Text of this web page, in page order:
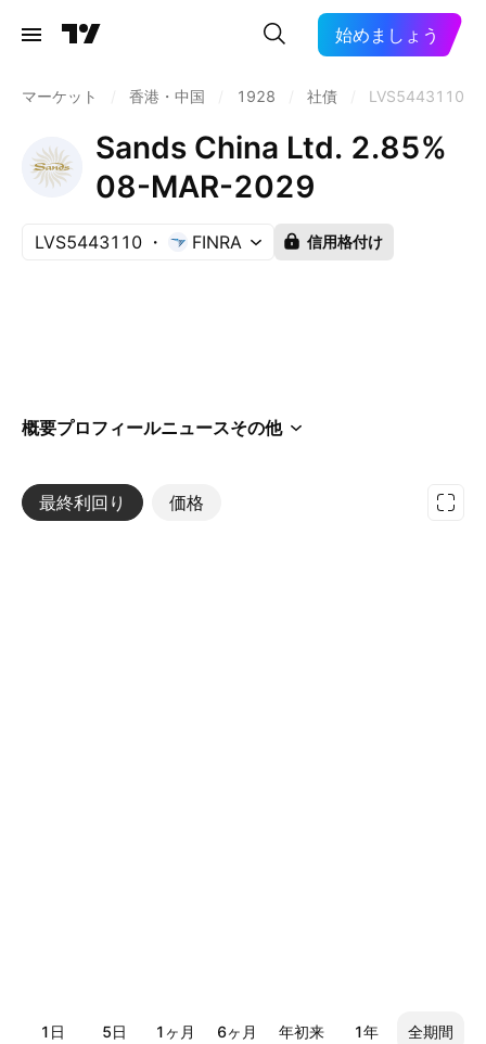
始めましょう
マーケット 香港・中国 1928 社債 LVS5443110
Sands China Ltd. 2.85%
08-MAR-2029
LVS5443110 FINRA 信用格付け
概要プロフィールニュースその他
最終利回り 価格
その他
1日 5日 1ヶ月 6ヶ月 年初来 1年 全期間